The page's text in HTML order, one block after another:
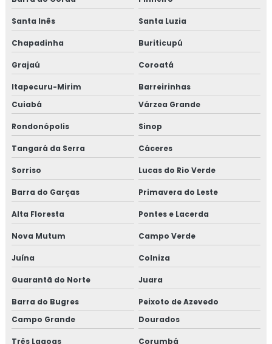
Santa Inês Santa Luzia
Chapadinha Buriticupú
Grajaú Coroatá
Itapecuru-Mirim
Barreirinhas
Cuiabá
Várzea Grande
Rondonópolis Sinop
Tangará da Serra Cáceres
Sorriso Lucas do Rio Verde
Barra do Garças Primavera do Leste
Alta Floresta Pontes e Lacerda
Nova Mutum Campo Verde
Juína Colniza
Guarantã do Norte Juara
Barra do Bugres
Peixoto de Azevedo
Campo Grande
Dourados
Três Lagoas Corumbá